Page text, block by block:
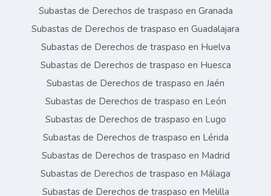
Subastas de Derechos de traspaso en Granada
Subastas de Derechos de traspaso en Guadalajara
Subastas de Derechos de traspaso en Huelva
Subastas de Derechos de traspaso en Huesca
Subastas de Derechos de traspaso en Jaén
Subastas de Derechos de traspaso en León
Subastas de Derechos de traspaso en Lugo
Subastas de Derechos de traspaso en Lérida
Subastas de Derechos de traspaso en Madrid
Subastas de Derechos de traspaso en Málaga
Subastas de Derechos de traspaso en Melilla